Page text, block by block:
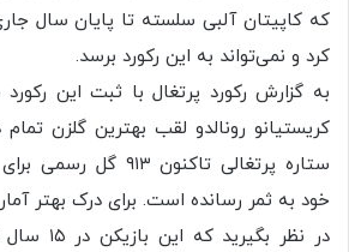
که کاپیتان آلبی سلسته تا پایان سال
کرد و نمی‌تواند به این رکورد برسد.
به گزارش رکورد پرتغال با ثبت این
کریستیانو رونالدو لقب بهترین گلزن
ستاره پرتغالی تاکنون
خود به ثمر رسانده است. برای درک بهتر
در نظر